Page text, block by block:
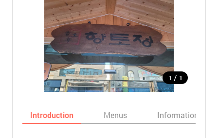
1 / 1
Introduction Menus Informations